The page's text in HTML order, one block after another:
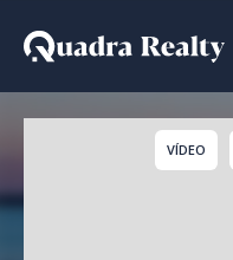
Casa De
VÍDEO